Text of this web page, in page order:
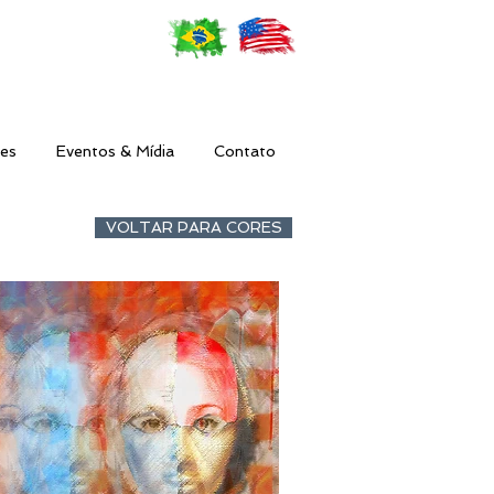
Eventos & Mídia Contato
VOLTAR PARA CORES